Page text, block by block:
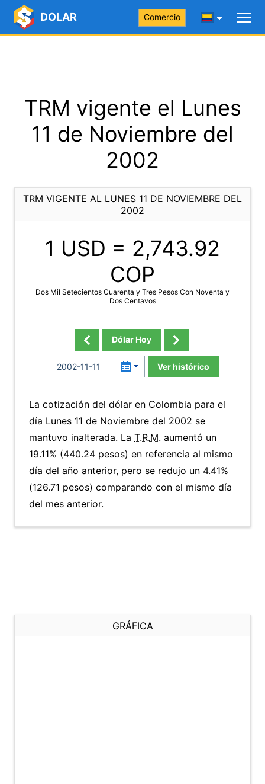
DOLAR Comercio
TRM vigente el Lunes
11 de Noviembre del
2002
TRM VIGENTE AL LUNES 11 DE NOVIEMBRE DEL
2002
1 USD = 2,743.92
COP
Dos Mil Setecientos Cuarenta y Tres Pesos Con Noventa y
Dos Centavos
Dólar Hoy
Ver histórico
La cotización del dólar en Colombia para el
día Lunes 11 de Noviembre del 2002 se
mantuvo inalterada. La T.R.M. aumentó un
19.11% (440.24 pesos) en referencia al mismo
día del año anterior, pero se redujo un 4.41%
(126.71 pesos) comparando con el mismo día
del mes anterior.
GRÁFICA